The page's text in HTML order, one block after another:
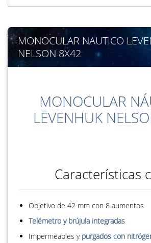
MONOCULAR NAUTICO
NELSON 8X42
MONOCULAR
LEVENHUK
Características
Objetivo de 42 mm con 8 aumentos
Telémetro y brújula integradas
Impermeables y purgados con